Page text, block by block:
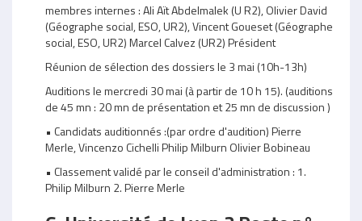
membres internes : Ali Aït Abdelmalek (U R2), Olivier David
(Géographe social, ESO, UR2), Vincent Goueset (Géographe
social, ESO, UR2) Marcel Calvez (UR2) Président
Réunion de sélection des dossiers le 3 mai (10h-13h)
Auditions le mercredi 30 mai (à partir de 10 h 15). (auditions
de 45 mn : 20 mn de présentation et 25 mn de discussion )
• Candidats auditionnés :(par ordre d'audition) Pierre
Merle, Vincenzo Cichelli Philip Milburn Olivier Bobineau
• Classement validé par le conseil d'administration : 1.
Philip Milburn 2. Pierre Merle